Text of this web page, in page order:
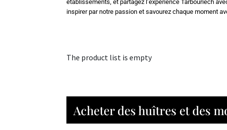
établissements, et partagez l’expérience Tarbouriech
inspirer par notre passion et savourez chaque moment
The product list is empty
Acheter des huîtres et des